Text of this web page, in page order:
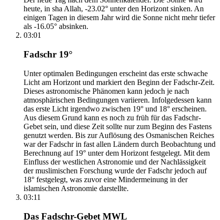
heute, in sha Allah, -23.02° unter den Horizont sinken. An
einigen Tagen in diesem Jahr wird die Sonne nicht mehr tiefer
als -16.05° absinken.
03:01
Fadschr 19°
Unter optimalen Bedingungen erscheint das erste schwache
Licht am Horizont und markiert den Beginn der Fadschr-Zeit.
Dieses astronomische Phänomen kann jedoch je nach
atmosphärischen Bedingungen variieren. Infolgedessen kann
das erste Licht irgendwo zwischen 19° und 18° erscheinen.
Aus diesem Grund kann es noch zu früh für das Fadschr-
Gebet sein, und diese Zeit sollte nur zum Beginn des Fastens
genutzt werden. Bis zur Auflösung des Osmanischen Reiches
war der Fadschr in fast allen Ländern durch Beobachtung und
Berechnung auf 19° unter dem Horizont festgelegt. Mit dem
Einfluss der westlichen Astronomie und der Nachlässigkeit
der muslimischen Forschung wurde der Fadschr jedoch auf
18° festgelegt, was zuvor eine Mindermeinung in der
islamischen Astronomie darstellte.
03:11
Das Fadschr-Gebet MWL